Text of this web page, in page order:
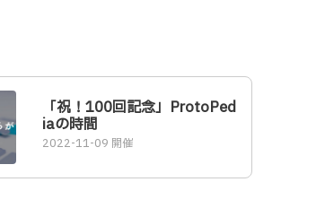
「祝！100回記念」ProtoPed
iaの時間
2022-11-09 開催